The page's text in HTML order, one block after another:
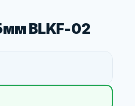
BLKF-02